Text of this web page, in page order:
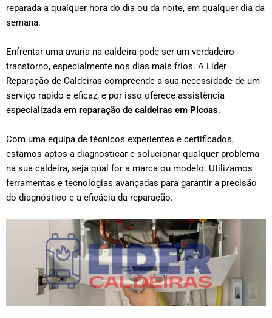
reparada a qualquer hora do dia ou da noite, em qualquer dia da
semana.
Enfrentar uma avaria na caldeira pode ser um verdadeiro
transtorno, especialmente nos dias mais frios. A Líder
Reparação de Caldeiras compreende a sua necessidade de um
serviço rápido e eficaz, e por isso oferece assistência
especializada em reparação de caldeiras em Picoas.
Com uma equipa de técnicos experientes e certificados,
estamos aptos a diagnosticar e solucionar qualquer problema
na sua caldeira, seja qual for a marca ou modelo. Utilizamos
ferramentas e tecnologias avançadas para garantir a precisão
do diagnóstico e a eficácia da reparação.